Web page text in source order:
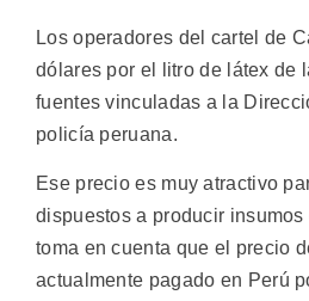
Los operadores del cartel de
dólares por el litro de látex de
fuentes vinculadas a la
policía peruana.
Ese precio es muy atractivo
dispuestos a producir
toma en cuenta que el precio
actualmente pagado en Perú